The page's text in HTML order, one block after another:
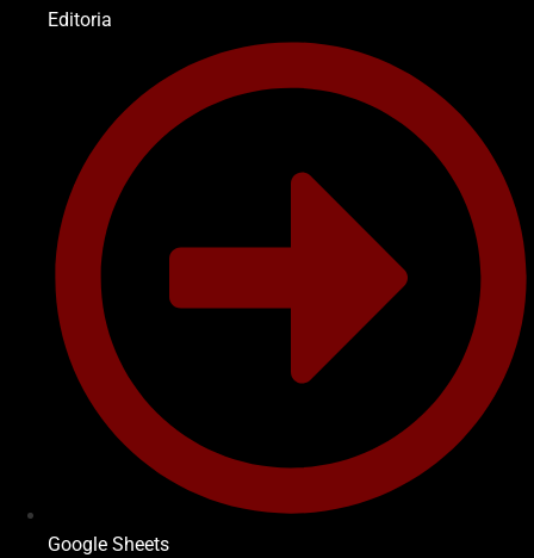
Editoria
Google Sheets